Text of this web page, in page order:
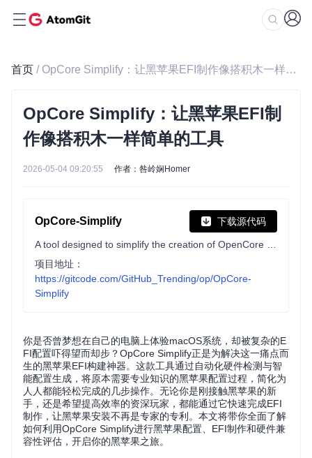
首页 / OpCore Simplify：让黑苹果EFI制作像搭积木一样简单的工具
OpCore Simplify：让黑苹果EFI制
作像搭积木一样简单的工具
2026-05-04 09:20:55 作者：咎岭娴Homer
OpCore-Simplify 下载源代码
项目地址：
https://gitcode.com/GitHub_Trending/op/OpCore-
Simplify
你是否曾梦想在自己的电脑上体验macOS系统，却被复杂的E
FI配置吓得望而却步？OpCore Simplify正是为解决这一痛点而
生的黑苹果EFI构建神器。这款工具通过自动化硬件检测与智
能配置生成，将原本需要专业知识的黑苹果配置过程，简化为
人人都能轻松完成的几步操作。无论你是刚接触黑苹果的新
手，还是希望提高效率的资深玩家，都能通过它快速完成EFI
制作，让黑苹果安装不再是专家的专利。本文将带你全面了解
如何利用OpCore Simplify进行黑苹果配置、EFI制作和硬件兼
容性评估，开启你的黑苹果之旅。